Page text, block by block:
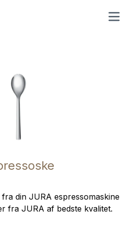
MENU
din JURA espressomaskine
fra JURA af bedste kvalitet.